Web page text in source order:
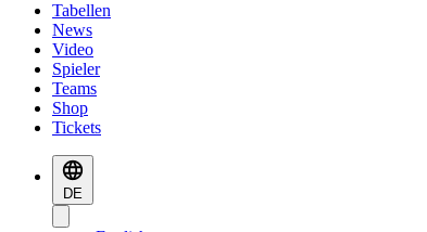
Tabellen
News
Video
Spieler
Teams
Shop
Tickets
DE